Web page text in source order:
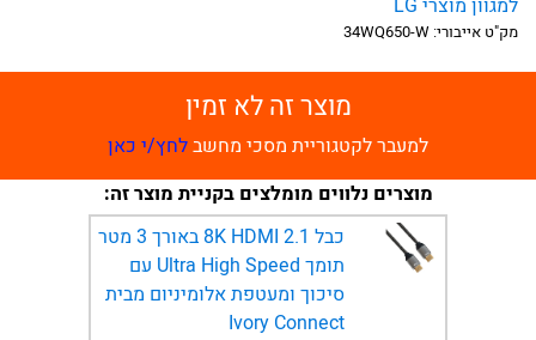
למגוון מוצרי LG
מק"ט אייבורי: 34WQ650-W
מוצר זה לא זמין
למעבר לקטגוריית מסכי מחשבלחץ/י כאן
מוצרים נלווים מומלצים בקניית מוצר זה:
כבל 8K HDMI 2.1 באורך 3 מטר
תומך Ultra High Speed עם
סיכוך ומעטפת אלומיניום מבית
Ivory Connect